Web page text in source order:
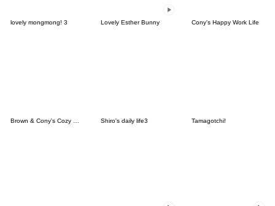
lovely mongmong! 3 Lovely Esther Bunny Cony's Happy Work Life
Brown & Cony's Cozy Winter Date Shiro's daily life3 Tamagotchi!